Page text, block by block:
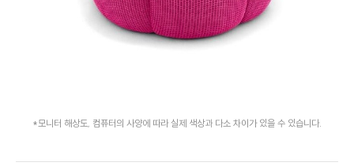
*모니터 해상도, 컴퓨터의 사양에 따라 실제 색상과 다소 차이가 있을 수 있습니다.